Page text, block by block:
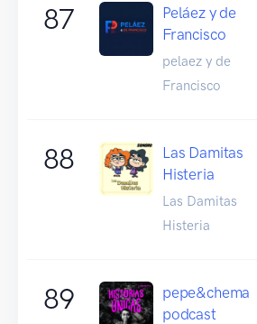
87
Peláez y de
Francisco
pelaez y de
Francisco
88
Las Damitas
Histeria
Las Damitas
Histeria
89
pepe&chema
podcast